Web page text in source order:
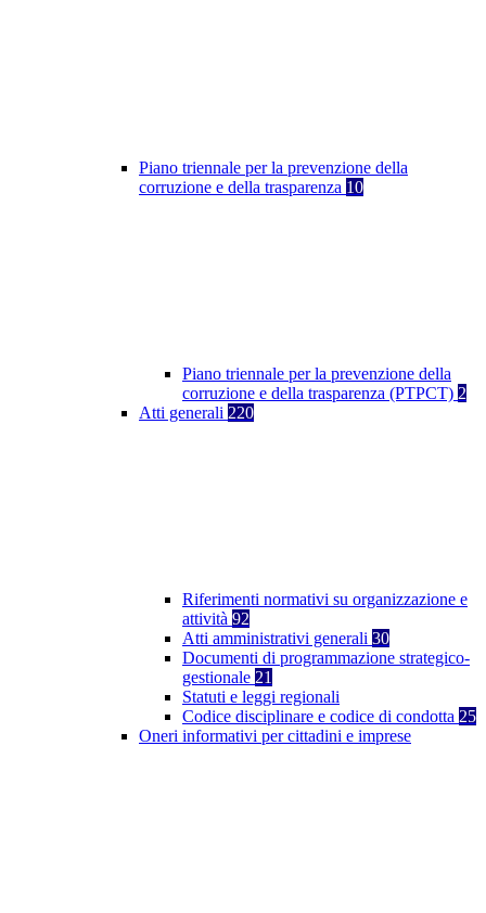
Piano triennale per la prevenzione della
corruzione e della trasparenza 10
Piano triennale per la prevenzione della
corruzione e della trasparenza (PTPCT) 2
Atti generali 220
Riferimenti normativi su organizzazione e
attività 92
Atti amministrativi generali 30
Documenti di programmazione strategico-
gestionale 21
Statuti e leggi regionali
Codice disciplinare e codice di condotta 25
Oneri informativi per cittadini e imprese